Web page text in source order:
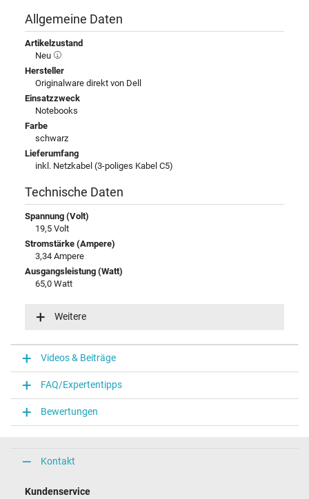
Allgemeine Daten
Artikelzustand
Neu
Hersteller
Originalware direkt von Dell
Einsatzzweck
Notebooks
Farbe
schwarz
Lieferumfang
inkl. Netzkabel (3-poliges Kabel C5)
Technische Daten
Spannung (Volt)
19,5 Volt
Stromstärke (Ampere)
3,34 Ampere
Ausgangsleistung (Watt)
65,0 Watt
100-240V / 50-60Hz
Funktions-LED
Funktions-LED im Stecker
Notebook Stecker
Steckertyp / -form
rund / 180° gerade
9,5 mm
Weitere
Videos & Beiträge
FAQ/Expertentipps
Bewertungen
Kontakt
Kundenservice